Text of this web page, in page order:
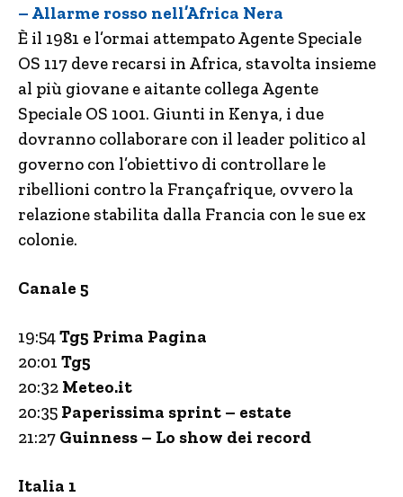
– Allarme rosso nell’Africa Nera
È il 1981 e l’ormai attempato Agente Speciale
OS 117 deve recarsi in Africa, stavolta insieme
al più giovane e aitante collega Agente
Speciale OS 1001. Giunti in Kenya, i due
dovranno collaborare con il leader politico al
governo con l’obiettivo di controllare le
ribellioni contro la Françafrique, ovvero la
relazione stabilita dalla Francia con le sue ex
colonie.
Canale 5
19:54Tg5 Prima Pagina
20:01 Tg5
20:32 Meteo.it
20:35 Paperissima sprint – estate
21:27 Guinness – Lo show dei record
Italia 1